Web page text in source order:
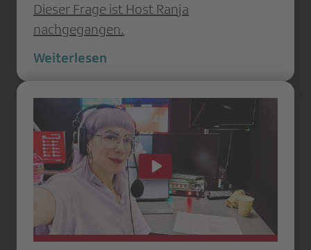
Dieser Frage ist Host Ranja
nachgegangen.
Weiterlesen